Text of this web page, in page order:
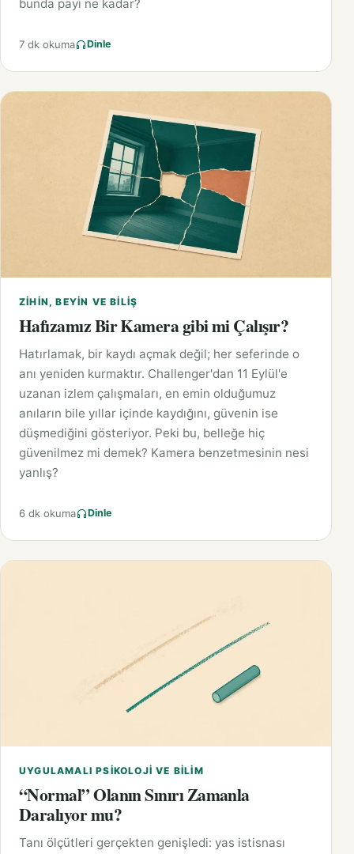
bunda payı ne kadar?
7 dk okuma Dinle
ZIHIN, BEYIN VE BILIŞ
Hafızamız Bir Kamera gibi mi Çalışır?
Hatırlamak, bir kaydı açmak değil; her seferinde o
anı yeniden kurmaktır. Challenger'dan 11 Eylül'e
uzanan izlem çalışmaları, en emin olduğumuz
anıların bile yıllar içinde kaydığını, güvenin ise
düşmediğini gösteriyor. Peki bu, belleğe hiç
güvenilmez mi demek? Kamera benzetmesinin nesi
yanlış?
6 dk okuma Dinle
UYGULAMALI PSIKOLOJI VE BILIM
“Normal” Olanın Sınırı Zamanla
Daralıyor mu?
Tanı ölçütleri gerçekten genişledi: yas istisnası